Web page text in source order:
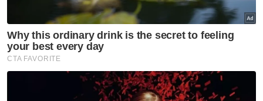
Polis kesan lelaki dipercayai
pukul, ugut pengguna jalan
raya
AKPS sita kontena disyaki
hantar barang eksport ke Israel